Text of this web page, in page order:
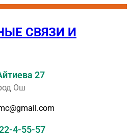
СВЯЗИ И
27
Ош
4-55-57